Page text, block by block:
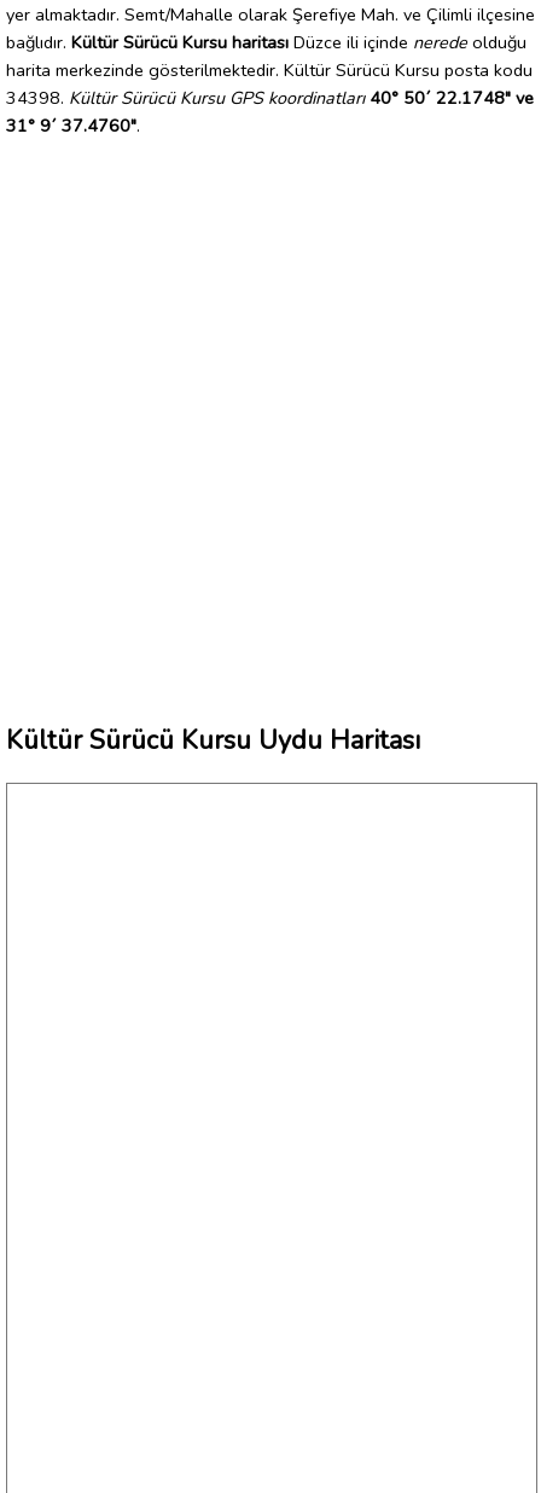
yer almaktadır. Semt/Mahalle olarak Şerefiye Mah. ve Çilimli ilçesine
bağlıdır. Kültür Sürücü Kursu haritası Düzce ili içinde nerede olduğu
harita merkezinde gösterilmektedir. Kültür Sürücü Kursu posta kodu
34398. Kültür Sürücü Kursu GPS koordinatları 40° 50´ 22.1748" ve
31° 9´ 37.4760".
Kültür Sürücü Kursu Uydu Haritası